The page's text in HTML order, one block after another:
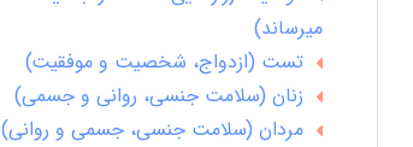
میرساند)
تست (ازدواج، شخصیت و موفقیت)
زنان (سلامت جنسی، روانی و جسمی)
مردان (سلامت جنسی، جسمی و روانی)